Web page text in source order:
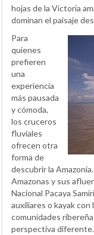
hojas de la Victoria
dominan el paisaje
Para
quienes
prefieren
una
experiencia
más pausada
y cómoda,
los cruceros
fluviales
ofrecen otra
forma de
descubrir la
Amazonas y sus
Nacional Pacaya
auxiliares o kayak
comunidades
perspectiva diferente.